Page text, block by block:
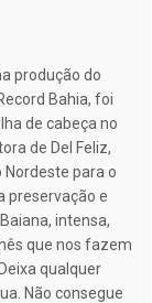
produção do
Bahia, foi
de cabeça no
de Del Feliz,
para o
preservação e
intensa,
que nos fazem
qualquer
Não consegue